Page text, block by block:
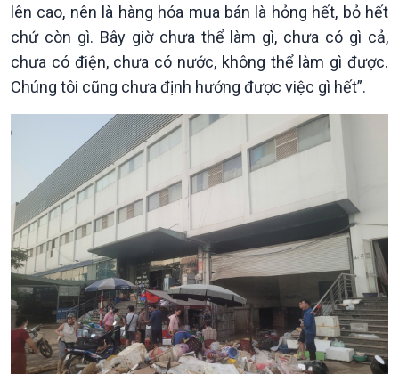
Nhận diện sự thật
Pháp luật và đời sống
bền
lên cao, nên là hàng hóa mua bán là hỏng hết, bỏ hết
chứ còn gì. Bây giờ chưa thể làm gì, chưa có gì cả,
chưa có điện, chưa có nước, không thể làm gì được.
Chúng tôi cũng chưa định hướng được việc gì hết”.